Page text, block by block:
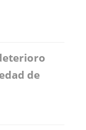
de